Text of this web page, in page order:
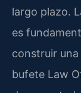
largo plazo.
es
construir
bufete Law